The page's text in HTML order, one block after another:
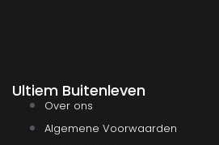
Ultiem Buitenleven
Over ons
Algemene Voorwaarden